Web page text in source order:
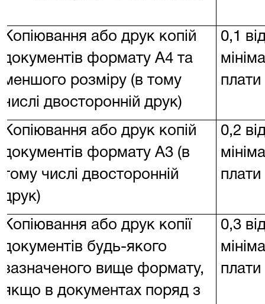
Копіювання або друк копій
документів формату А4 та
меншого розміру (в тому
числі двосторонній друк)
0,1
плати
Копіювання або друк копій
документів формату А3 (в
тому числі двосторонній
друк)
0,2
плати
Копіювання або друк копії
документів будь-якого
зазначеного вище формату,
якщо в документах поряд з
0,3
плати